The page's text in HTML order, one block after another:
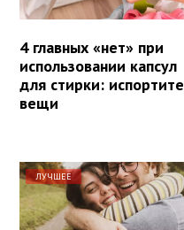
4 главных «нет» при
использовании капсул
для стирки: испортите
вещи
ЛУЧШЕЕ